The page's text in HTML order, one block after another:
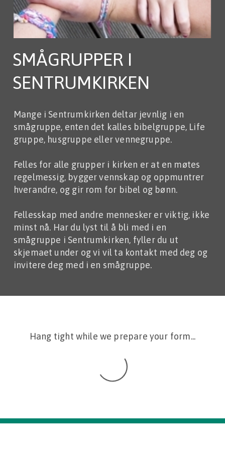
SMÅGRUPPER I
SENTRUMKIRKEN
Mange i Sentrumkirken deltar jevnlig i en
smågruppe, enten det kalles bibelgruppe, Life
gruppe, husgruppe eller vennegruppe.
Felles for alle grupper i kirken er at en møtes
regelmessig, bygger vennskap og oppmuntrer
hverandre, og gir rom for bibel og bønn.
Fellesskap med andre mennesker er viktig, ikke
minst nå. Har du lyst til å bli med i en
smågruppe i Sentrumkirken, fyller du ut
skjemaet under og vi vil ta kontakt med deg og
invitere deg med i en smågruppe.
Hang tight while we prepare your form...